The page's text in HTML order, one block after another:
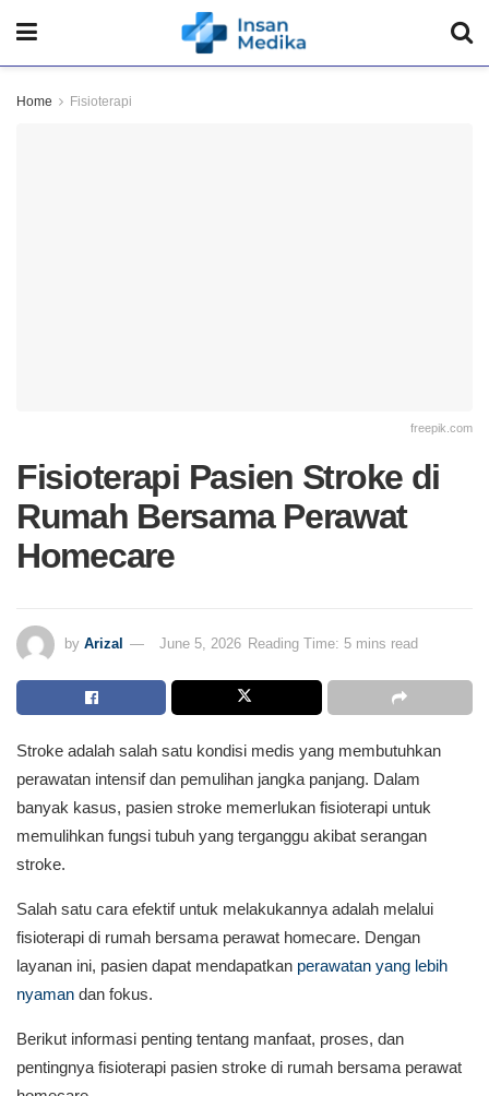
Home Fisioterapi
freepik.com
Fisioterapi Pasien Stroke di
Rumah Bersama Perawat
Homecare
by Arizal June 5, 2026 Reading Time: 5 mins read
Stroke adalah salah satu kondisi medis yang membutuhkan
perawatan intensif dan pemulihan jangka panjang. Dalam
banyak kasus, pasien stroke memerlukan fisioterapi untuk
memulihkan fungsi tubuh yang terganggu akibat serangan
stroke.
Salah satu cara efektif untuk melakukannya adalah melalui
fisioterapi di rumah bersama perawat homecare. Dengan
layanan ini, pasien dapat mendapatkan perawatan yang lebih
nyaman dan fokus.
Berikut informasi penting tentang manfaat, proses, dan
pentingnya fisioterapi pasien stroke di rumah bersama perawat